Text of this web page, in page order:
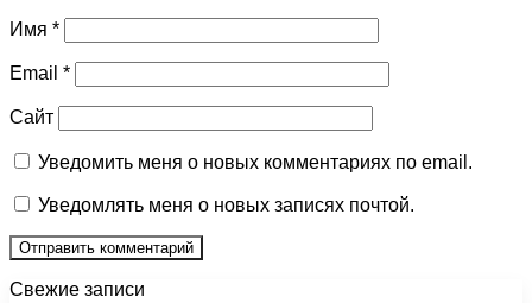
Имя *
Email *
Сайт
Уведомить меня о новых комментариях по email.
Уведомлять меня о новых записях почтой.
Свежие записи